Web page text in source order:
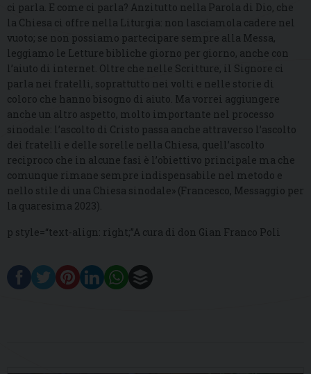
ci parla. E come ci parla? Anzitutto nella Parola di Dio, che
la Chiesa ci offre nella Liturgia: non lasciamola cadere nel
vuoto; se non possiamo partecipare sempre alla Messa,
leggiamo le Letture bibliche giorno per giorno, anche con
l’aiuto di internet. Oltre che nelle Scritture, il Signore ci
parla nei fratelli, soprattutto nei volti e nelle storie di
coloro che hanno bisogno di aiuto. Ma vorrei aggiungere
anche un altro aspetto, molto importante nel processo
sinodale: l’ascolto di Cristo passa anche attraverso l’ascolto
dei fratelli e delle sorelle nella Chiesa, quell’ascolto
reciproco che in alcune fasi è l’obiettivo principale ma che
comunque rimane sempre indispensabile nel metodo e
nello stile di una Chiesa sinodale» (Francesco, Messaggio per
la quaresima 2023).
p style=“text-align: right;”A cura di don Gian Franco Poli